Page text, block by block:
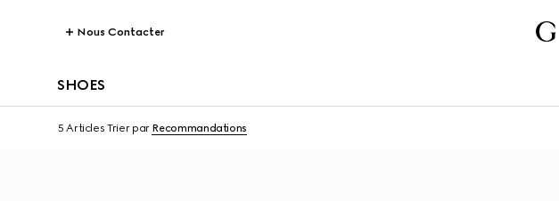
Nous Contacter
SHOES
5 Articles Trier par Recommandations